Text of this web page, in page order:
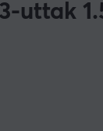
uttak